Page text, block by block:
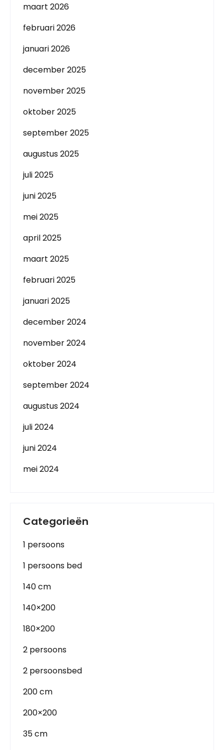
maart 2026
februari 2026
januari 2026
december 2025
november 2025
oktober 2025
september 2025
augustus 2025
juli 2025
juni 2025
mei 2025
april 2025
maart 2025
februari 2025
januari 2025
december 2024
november 2024
oktober 2024
september 2024
augustus 2024
juli 2024
juni 2024
mei 2024
Categorieën
1 persoons
1 persoons bed
140 cm
140×200
180×200
2 persoons
2 persoonsbed
200 cm
200×200
35 cm